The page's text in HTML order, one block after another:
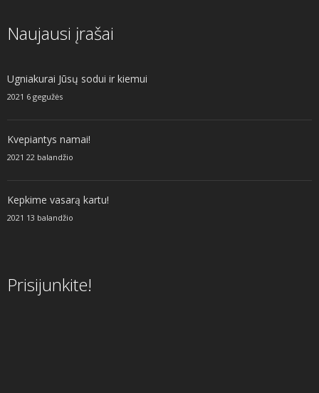
Naujausi įrašai
Ugniakurai Jūsų sodui ir kiemui
2021 6 gegužės
Kvepiantys namai!
2021 22 balandžio
Kepkime vasarą kartu!
2021 13 balandžio
Prisijunkite!